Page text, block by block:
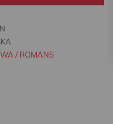
/ ROMANS